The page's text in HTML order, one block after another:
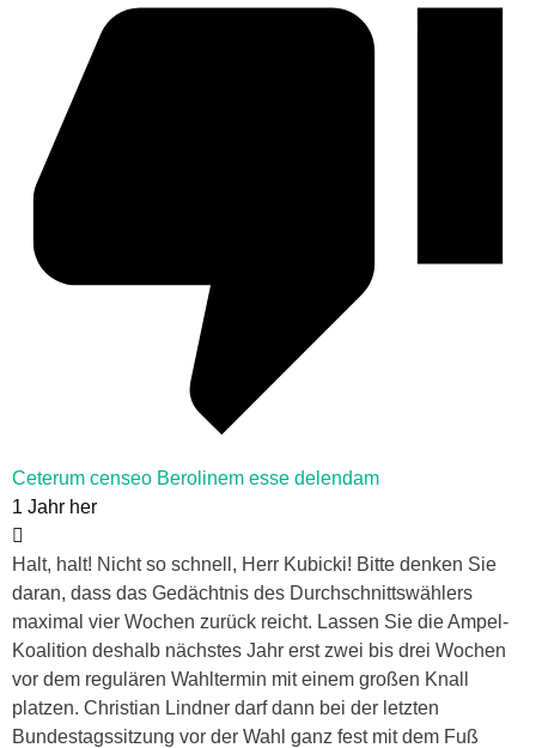
Ceterum censeo Berolinem esse delendam
1 Jahr her
Halt, halt! Nicht so schnell, Herr Kubicki! Bitte denken Sie
daran, dass das Gedächtnis des Durchschnittswählers
maximal vier Wochen zurück reicht. Lassen Sie die Ampel-
Koalition deshalb nächstes Jahr erst zwei bis drei Wochen
vor dem regulären Wahltermin mit einem großen Knall
platzen. Christian Lindner darf dann bei der letzten
Bundestagssitzung vor der Wahl ganz fest mit dem Fuß